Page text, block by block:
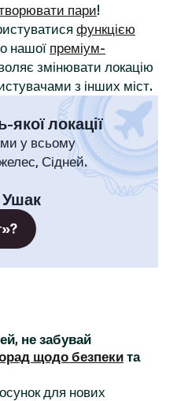
пари!
функцією
нашої преміум-
змінювати локацію
з інших міст.
локації
у всьому
Сідней.
Ушак
не забувай
щодо безпекита
для нових